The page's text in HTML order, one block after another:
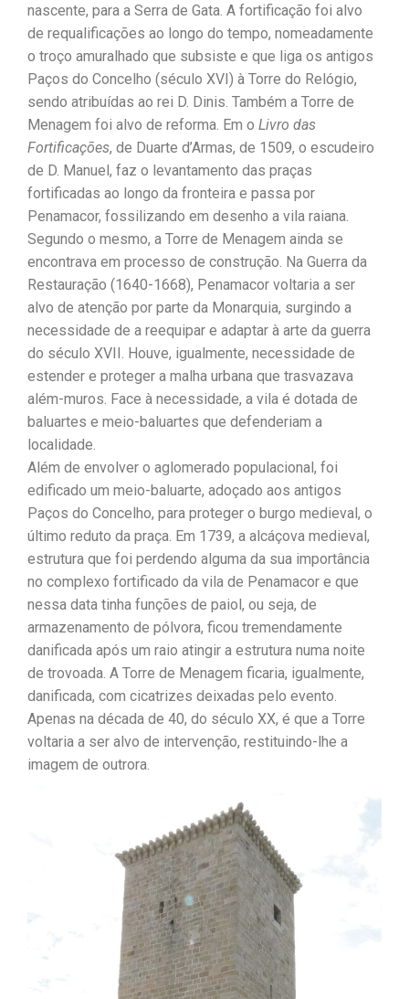
nascente, para a Serra de Gata. A fortificação foi alvo
de requalificações ao longo do tempo, nomeadamente
o troço amuralhado que subsiste e que liga os antigos
Paços do Concelho (século XVI) à Torre do Relógio,
sendo atribuídas ao rei D. Dinis. Também a Torre de
Menagem foi alvo de reforma. Em o Livro das
Fortificações, de Duarte d’Armas, de 1509, o escudeiro
de D. Manuel, faz o levantamento das praças
fortificadas ao longo da fronteira e passa por
Penamacor, fossilizando em desenho a vila raiana.
Segundo o mesmo, a Torre de Menagem ainda se
encontrava em processo de construção. Na Guerra da
Restauração (1640-1668), Penamacor voltaria a ser
alvo de atenção por parte da Monarquia, surgindo a
necessidade de a reequipar e adaptar à arte da guerra
do século XVII. Houve, igualmente, necessidade de
estender e proteger a malha urbana que trasvazava
além-muros. Face à necessidade, a vila é dotada de
baluartes e meio-baluartes que defenderiam a
localidade.
Além de envolver o aglomerado populacional, foi
edificado um meio-baluarte, adoçado aos antigos
Paços do Concelho, para proteger o burgo medieval, o
último reduto da praça. Em 1739, a alcáçova medieval,
estrutura que foi perdendo alguma da sua importância
no complexo fortificado da vila de Penamacor e que
nessa data tinha funções de paiol, ou seja, de
armazenamento de pólvora, ficou tremendamente
danificada após um raio atingir a estrutura numa noite
de trovoada. A Torre de Menagem ficaria, igualmente,
danificada, com cicatrizes deixadas pelo evento.
Apenas na década de 40, do século XX, é que a Torre
voltaria a ser alvo de intervenção, restituindo-lhe a
imagem de outrora.